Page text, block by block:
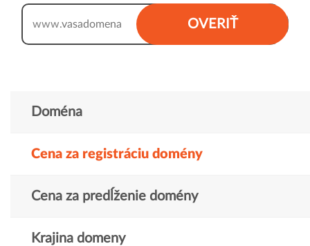
OVERIŤ
www.
Doména
Cena za registráciu domény
Cena za predĺženie domény
Krajina domeny